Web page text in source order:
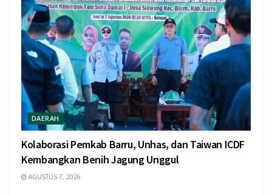
DAERAH
Kolaborasi Pemkab Barru, Unhas, dan Taiwan ICDF
Kembangkan Benih Jagung Unggul
AGUSTUS 7, 2026